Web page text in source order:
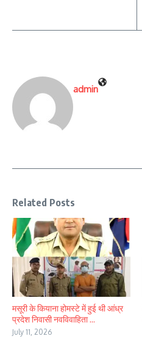
admin
Related Posts
मसूरी के कियाना होमस्टे में हुई थी आंध्र
प्रदेश निवासी नवविवाहिता ...
July 11, 2026